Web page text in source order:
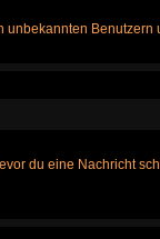
unbekannten
du eine Nachricht